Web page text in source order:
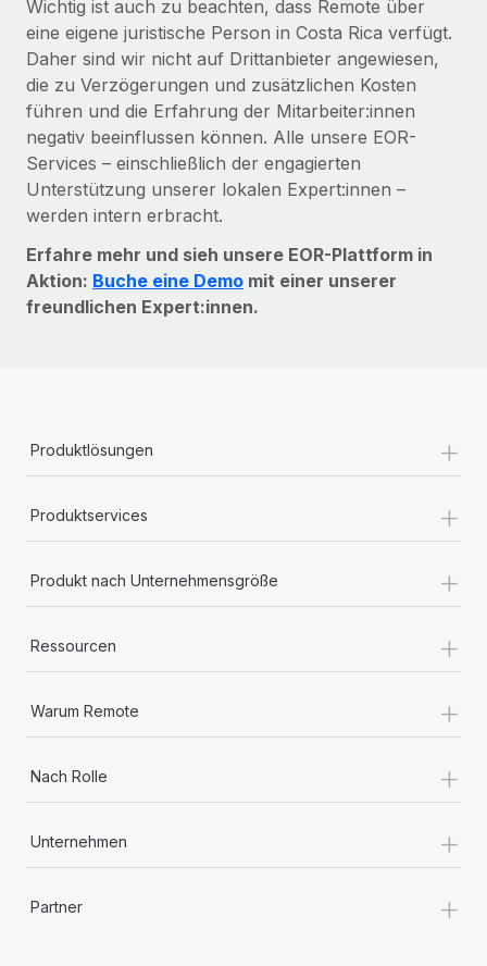
Wichtig ist auch zu beachten, dass Remote über
eine eigene juristische Person in Costa Rica verfügt.
Daher sind wir nicht auf Drittanbieter angewiesen,
die zu Verzögerungen und zusätzlichen Kosten
führen und die Erfahrung der Mitarbeiter:innen
negativ beeinflussen können. Alle unsere EOR-
Services – einschließlich der engagierten
Unterstützung unserer lokalen Expert:innen –
werden intern erbracht.
Erfahre mehr und sieh unsere EOR-Plattform in
Aktion: Buche eine Demo mit einer unserer
freundlichen Expert:innen.
Produktlösungen +
Produktservices +
Produkt nach Unternehmensgröße +
Ressourcen +
Warum Remote +
Nach Rolle +
Unternehmen +
Partner +